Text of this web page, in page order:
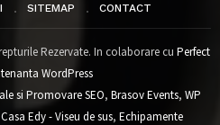
SITEMAP CONTACT
Rezervate. In colaborare cu Perfect
WordPress
si Promovare SEO, Brasov Events, WP
Casa Edy - Viseu de sus, Echipamente